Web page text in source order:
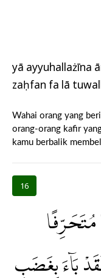
yā ayyuhallażīna
zaḥfan fa lā
Wahai orang yang
orang-orang kafir
kamu berbalik
16
مُتَحَرِّفًا
بَاۤءَ بِغَضَبٍ